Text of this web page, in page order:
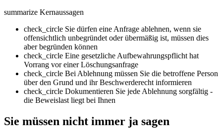
summarize Kernaussagen
check_circle Sie dürfen eine Anfrage ablehnen, wenn sie
offensichtlich unbegründet oder übermäßig ist, müssen dies
aber begründen können
check_circle Eine gesetzliche Aufbewahrungspflicht hat
Vorrang vor einer Löschungsanfrage
check_circle Bei Ablehnung müssen Sie die betroffene Person
über den Grund und ihr Beschwerderecht informieren
check_circle Dokumentieren Sie jede Ablehnung sorgfältig -
die Beweislast liegt bei Ihnen
Sie müssen nicht immer ja sagen